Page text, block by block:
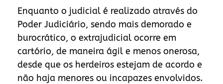
Enquanto o judicial é realizado através do
Poder Judiciário, sendo mais demorado e
burocrático, o extrajudicial ocorre em
cartório, de maneira ágil e menos onerosa,
desde que os herdeiros estejam de acordo e
não haja menores ou incapazes envolvidos.